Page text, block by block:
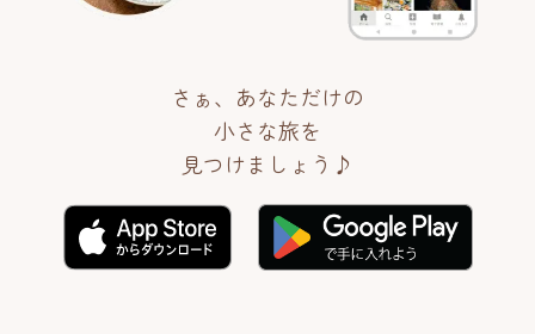
さぁ、あなただけの
小さな旅を
見つけましょう♪